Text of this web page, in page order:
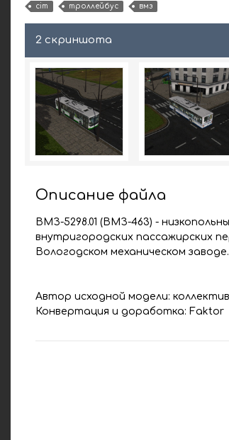
cim троллейбус вмз
2 скриншота
Описание файла
ВМЗ-5298.01 (ВМЗ-463) -
внутригородских пассажирских
Вологодском механическом
Автор исходной модели:
Конвертация и доработка: Faktor